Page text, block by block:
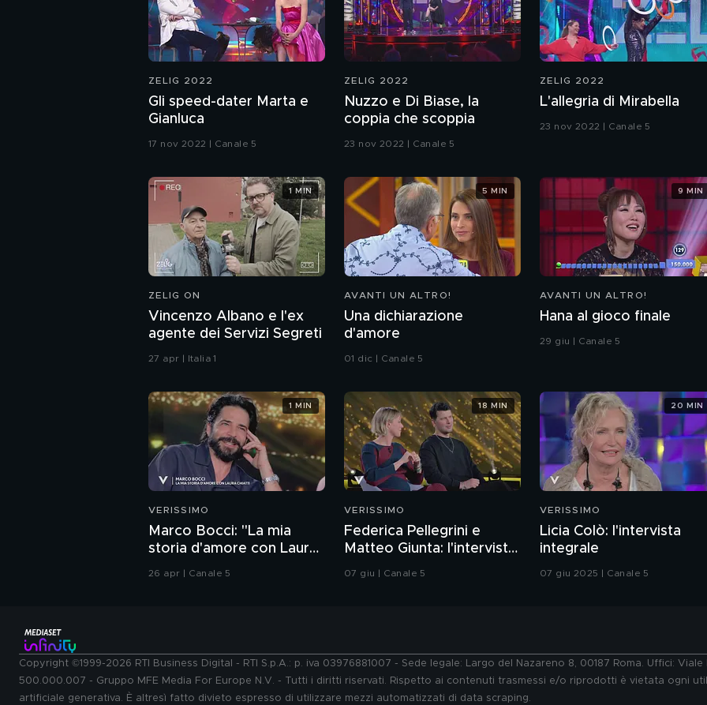
ZELIG 2022
Gli speed-dater Marta e
Gianluca
17 nov 2022 | Canale 5
ZELIG 2022
Nuzzo e Di Biase, la
coppia che scoppia
23 nov 2022 | Canale 5
ZELIG 2022
L'allegria di Mirabella
23 nov 2022 | Canale 5
ZELIG ON
Vincenzo Albano e l'ex
agente dei Servizi Segreti
27 apr | Italia 1
1 MIN
AVANTI UN ALTRO!
Una dichiarazione
d'amore
01 dic | Canale 5
5 MIN
AVANTI UN ALTRO!
Hana al gioco finale
29 giu | Canale 5
9 MIN
VERISSIMO
Marco Bocci: "La mia
storia d'amore con Laura
Chiatti"
26 apr | Canale 5
1 MIN
VERISSIMO
Federica Pellegrini e
Matteo Giunta: l'intervista
integrale
07 giu | Canale 5
18 MIN
VERISSIMO
Licia Colò: l'intervista
integrale
07 giu 2025 | Canale 5
20 MIN
Copyright ©1999-2026 RTI Business Digital - RTI S.p.A.: p. iva 03976881007 - Sede legale: Largo del Nazareno 8, 00187 Roma. Uffici:
500.000.007 - Gruppo MFE Media For Europe N.V. - Tutti i diritti riservati. Rispetto ai contenuti trasmessi e/o riprodotti è vietata ogni
artificiale generativa. È altresì fatto divieto espresso di utilizzare mezzi automatizzati di data scraping.